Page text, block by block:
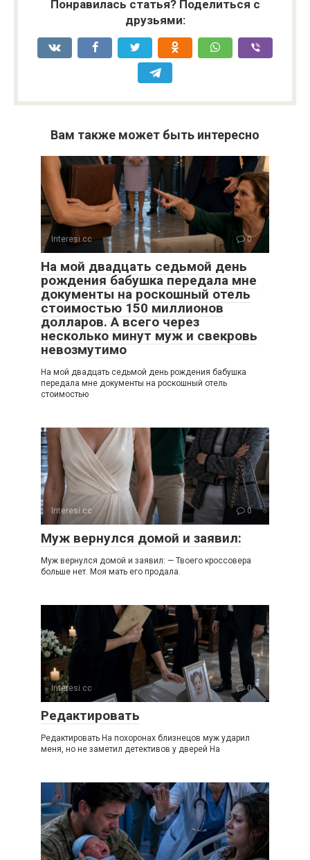
Понравилась статья? Поделиться с
друзьями:
Вам также может быть интересно
Interesi.cc 0
На мой двадцать седьмой день
рождения бабушка передала мне
документы на роскошный отель
стоимостью 150 миллионов
долларов. А всего через
несколько минут муж и свекровь
невозмутимо
На мой двадцать седьмой день рождения бабушка
передала мне документы на роскошный отель
стоимостью
Interesi.cc 0
Муж вернулся домой и заявил:
Муж вернулся домой и заявил: — Твоего кроссовера
больше нет. Моя мать его продала.
Interesi.cc 0
Редактировать
Редактировать На похоронах близнецов муж ударил
меня, но не заметил детективов у дверей На